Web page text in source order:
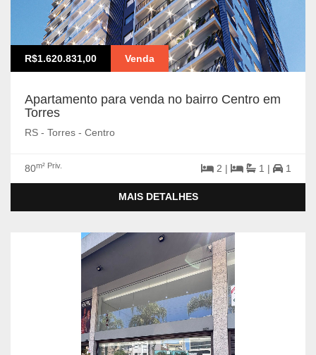
R$1.620.831,00 Venda
Apartamento para venda no bairro Centro em
Torres
RS - Torres - Centro
80m² Priv. 2 | 1 | 1
MAIS DETALHES